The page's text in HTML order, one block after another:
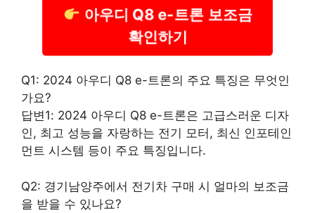
아우디 Q8 e-트론 보조금
확인하기
Q1: 2024 아우디 Q8 e-트론의 주요 특징은 무엇인
가요?
답변1: 2024 아우디 Q8 e-트론은 고급스러운 디자
인, 최고 성능을 자랑하는 전기 모터, 최신 인포테인
먼트 시스템 등이 주요 특징입니다.
Q2: 경기남양주에서 전기차 구매 시 얼마의 보조금
을 받을 수 있나요?